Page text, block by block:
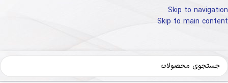
Skip to navigation
Skip to main content
خانه کالای دیجیتال تجهیزات شبکه روتر-مودم ADSL